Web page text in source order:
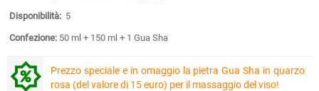
Disponibilità: 5
Confezione: 50 ml + 150 ml + 1 Gua Sha
Prezzo speciale e in omaggio la pietra Gua Sha in quarzo
rosa (del valore di 15 euro) per il massaggio del viso!